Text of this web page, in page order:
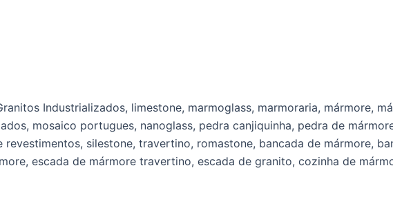
Industrializados, limestone, marmoglass, marmoraria, mármore,
mosaico portugues, nanoglass, pedra canjiquinha, pedra de
silestone, travertino, romastone, bancada de mármore,
escada de mármore travertino, escada de granito, cozinha de